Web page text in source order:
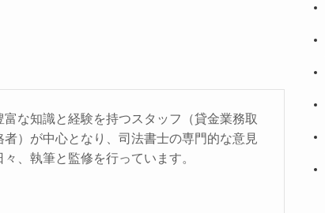
な知識と経験を持つスタッフ（貸金業務取
）が中心となり、司法書士の専門的な意見
、執筆と監修を行っています。